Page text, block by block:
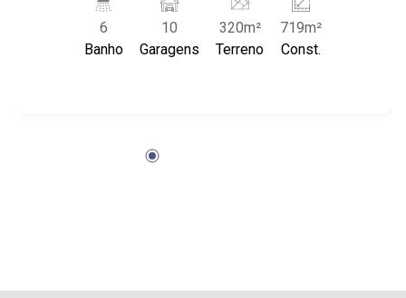
próximo à Av. João Fiúza, Fiusa Center e
Colégio Santa Úrsula.
6
Banho
10
Garagens
320m²
Terreno
719m²
Const.